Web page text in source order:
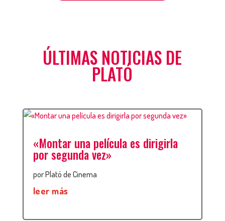
ÚLTIMAS NOTICIAS DE
PLATÓ
«Montar una película es dirigirla
por segunda vez»
porPlató de Cinema
leer más